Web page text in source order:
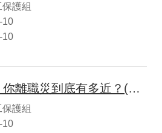
護組
10
10
工作傷害大排名！你離職災到底有多近？(三個字SunGuts)
護組
10